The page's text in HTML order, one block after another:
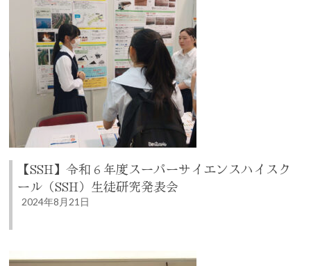
【SSH】令和６年度スーパーサイエンスハイスク
ール（SSH）生徒研究発表会
2024年8月21日